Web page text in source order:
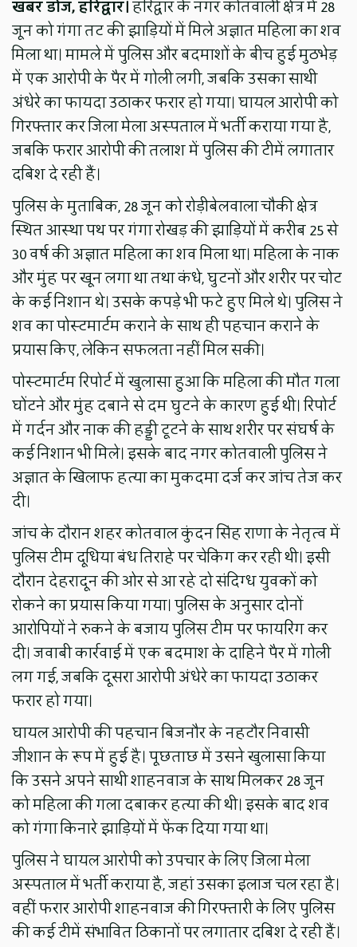
खबर डोज, हरिद्वार।हरिद्वार के नगर कोतवाली क्षेत्र में 28
जून को गंगा तट की झाड़ियों में मिले अज्ञात महिला का शव
मिला था। मामले में पुलिस और बदमाशों के बीच हुई मुठभेड़
में एक आरोपी के पैर में गोली लगी, जबकि उसका साथी
अंधेरे का फायदा उठाकर फरार हो गया। घायल आरोपी को
गिरफ्तार कर जिला मेला अस्पताल में भर्ती कराया गया है,
जबकि फरार आरोपी की तलाश में पुलिस की टीमें लगातार
दबिश दे रही हैं।
पुलिस के मुताबिक, 28 जून को रोड़ीबेलवाला चौकी क्षेत्र
स्थित आस्था पथ पर गंगा रोखड़ की झाड़ियों में करीब 25 से
30 वर्ष की अज्ञात महिला का शव मिला था। महिला के नाक
और मुंह पर खून लगा था तथा कंधे, घुटनों और शरीर पर चोट
के कई निशान थे। उसके कपड़े भी फटे हुए मिले थे। पुलिस ने
शव का पोस्टमार्टम कराने के साथ ही पहचान कराने के
प्रयास किए, लेकिन सफलता नहीं मिल सकी।
पोस्टमार्टम रिपोर्ट में खुलासा हुआ कि महिला की मौत गला
घोंटने और मुंह दबाने से दम घुटने के कारण हुई थी। रिपोर्ट
में गर्दन और नाक की हड्डी टूटने के साथ शरीर पर संघर्ष के
कई निशान भी मिले। इसके बाद नगर कोतवाली पुलिस ने
अज्ञात के खिलाफ हत्या का मुकदमा दर्ज कर जांच तेज कर
दी।
जांच के दौरान शहर कोतवाल कुंदन सिंह राणा के नेतृत्व में
पुलिस टीम दूधिया बंध तिराहे पर चेकिंग कर रही थी। इसी
दौरान देहरादून की ओर से आ रहे दो संदिग्ध युवकों को
रोकने का प्रयास किया गया। पुलिस के अनुसार दोनों
आरोपियों ने रुकने के बजाय पुलिस टीम पर फायरिंग कर
दी। जवाबी कार्रवाई में एक बदमाश के दाहिने पैर में गोली
लग गई, जबकि दूसरा आरोपी अंधेरे का फायदा उठाकर
फरार हो गया।
घायल आरोपी की पहचान बिजनौर के नहटौर निवासी
जीशान के रूप में हुई है। पूछताछ में उसने खुलासा किया
कि उसने अपने साथी शाहनवाज के साथ मिलकर 28 जून
को महिला की गला दबाकर हत्या की थी। इसके बाद शव
को गंगा किनारे झाड़ियों में फेंक दिया गया था।
पुलिस ने घायल आरोपी को उपचार के लिए जिला मेला
अस्पताल में भर्ती कराया है, जहां उसका इलाज चल रहा है।
वहीं फरार आरोपी शाहनवाज की गिरफ्तारी के लिए पुलिस
की कई टीमें संभावित ठिकानों पर लगातार दबिश दे रही हैं।